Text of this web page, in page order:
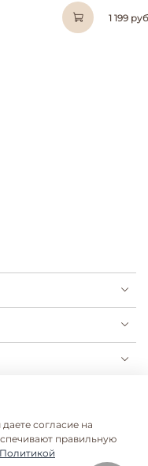
1 199 руб
Сертификаты
согласие на
правильную
Политикой